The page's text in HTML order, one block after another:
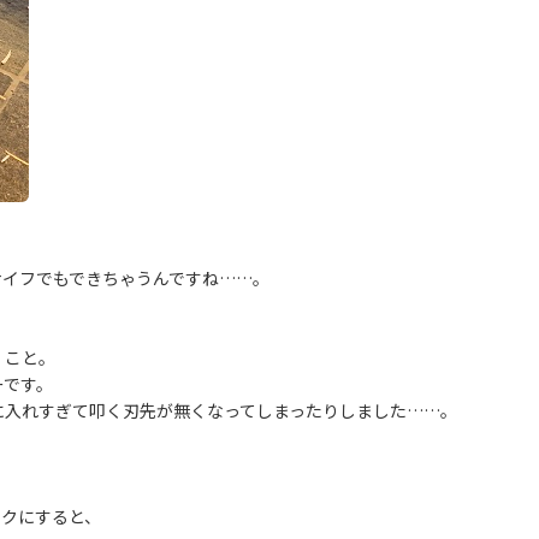
フでもできちゃうんですね……。
と。
す。
れすぎて叩く刃先が無くなってしまったりしました……。
にすると、